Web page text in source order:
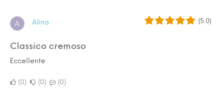
A Alina (5.0)
Classico cremoso
Eccellente
0 0 0